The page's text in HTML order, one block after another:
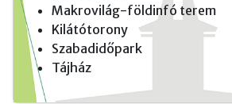
Makrovilág-földinfó terem
Kilátótorony
Szabadidőpark
Tájház